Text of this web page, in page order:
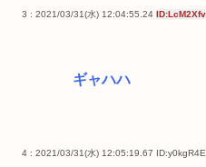
3 : 2021/03/31(水) 12:04:55.24
ギャハハ
4 : 2021/03/31(水) 12:05:19.67